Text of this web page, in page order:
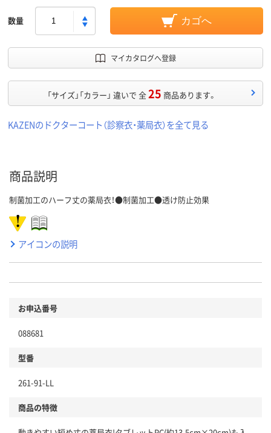
数量 カゴへ
マイカタログへ登録
「サイズ」「カラー」 違いで 全25 商品あります。
KAZENのドクターコート（診察衣・薬局衣）を全て見る
商品説明
制菌加工のハーフ丈の薬局衣！●制菌加工●透け防止効果
アイコンの説明
お申込番号
088681
型番
261-91-LL
商品の特徴